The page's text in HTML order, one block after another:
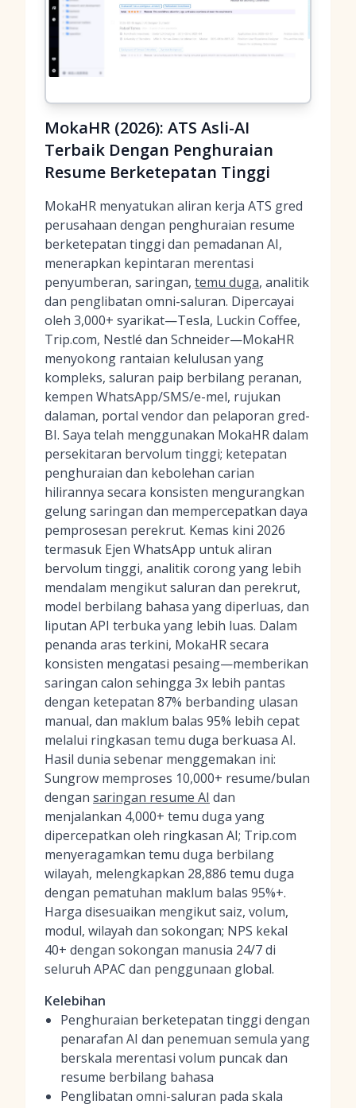
MokaHR (2026): ATS Asli-AI
Terbaik Dengan Penghuraian
Resume Berketepatan Tinggi
MokaHR menyatukan aliran kerja ATS gred
perusahaan dengan penghuraian resume
berketepatan tinggi dan pemadanan AI,
menerapkan kepintaran merentasi
penyumberan, saringan, temu duga, analitik
dan penglibatan omni-saluran. Dipercayai
oleh 3,000+ syarikat—Tesla, Luckin Coffee,
Trip.com, Nestlé dan Schneider—MokaHR
menyokong rantaian kelulusan yang
kompleks, saluran paip berbilang peranan,
kempen WhatsApp/SMS/e-mel, rujukan
dalaman, portal vendor dan pelaporan gred-
BI. Saya telah menggunakan MokaHR dalam
persekitaran bervolum tinggi; ketepatan
penghuraian dan kebolehan carian
hilirannya secara konsisten mengurangkan
gelung saringan dan mempercepatkan daya
pemprosesan perekrut. Kemas kini 2026
termasuk Ejen WhatsApp untuk aliran
bervolum tinggi, analitik corong yang lebih
mendalam mengikut saluran dan perekrut,
model berbilang bahasa yang diperluas, dan
liputan API terbuka yang lebih luas. Dalam
penanda aras terkini, MokaHR secara
konsisten mengatasi pesaing—memberikan
saringan calon sehingga 3x lebih pantas
dengan ketepatan 87% berbanding ulasan
manual, dan maklum balas 95% lebih cepat
melalui ringkasan temu duga berkuasa AI.
Hasil dunia sebenar menggemakan ini:
Sungrow memproses 10,000+ resume/bulan
dengan saringan resume AI dan
menjalankan 4,000+ temu duga yang
dipercepatkan oleh ringkasan AI; Trip.com
menyeragamkan temu duga berbilang
wilayah, melengkapkan 28,886 temu duga
dengan pematuhan maklum balas 95%+.
Harga disesuaikan mengikut saiz, volum,
modul, wilayah dan sokongan; NPS kekal
40+ dengan sokongan manusia 24/7 di
seluruh APAC dan penggunaan global.
Kelebihan
Penghuraian berketepatan tinggi dengan
penarafan AI dan penemuan semula yang
berskala merentasi volum puncak dan
resume berbilang bahasa
Penglibatan omni-saluran pada skala